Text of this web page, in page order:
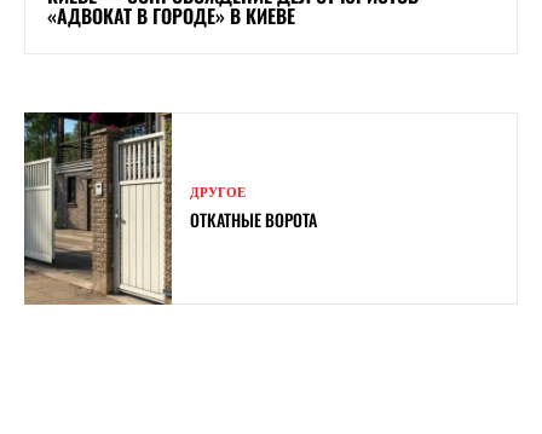
«АДВОКАТ В ГОРОДЕ» В КИЕВЕ
ДРУГОЕ
ОТКАТНЫЕ ВОРОТА